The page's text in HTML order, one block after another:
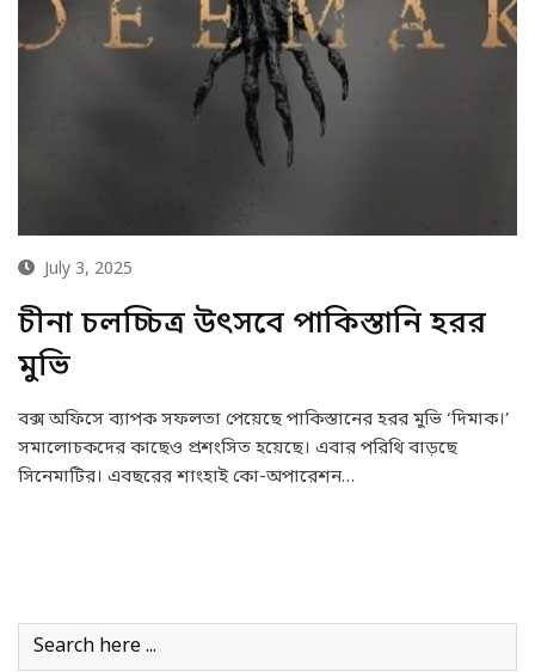
July 3, 2025
চীনা চলচ্চিত্র উৎসবে পাকিস্তানি হরর
মুভি
বক্স অফিসে ব্যাপক সফলতা পেয়েছে পাকিস্তানের হরর মুভি ‘দিমাক।’
সমালোচকদের কাছেও প্রশংসিত হয়েছে। এবার পরিথি বাড়ছে
সিনেমাটির। এবছরের শাংহাই কো-অপারেশন…